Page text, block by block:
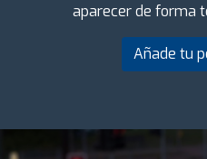
aparecer de forma
Añade tu